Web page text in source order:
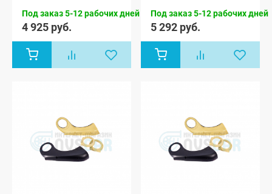
Спорт седан
лифтбек
(ВАЗ 2191)
Под заказ 5-12 рабочих дней
4 925 руб.
Спорт седан
лифтбек
(ВАЗ 2191)
Под заказ 5-12 рабочих дней
5 292 руб.